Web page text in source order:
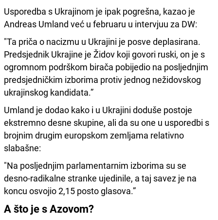
Usporedba s Ukrajinom je ipak pogrešna, kazao je
Andreas Umland već u februaru u intervjuu za DW:
"Ta priča o nacizmu u Ukrajini je posve deplasirana.
Predsjednik Ukrajine je Židov koji govori ruski, on je s
ogromnom podrškom birača pobijedio na posljednjim
predsjedničkim izborima protiv jednog nežidovskog
ukrajinskog kandidata.”
Umland je dodao kako i u Ukrajini doduše postoje
ekstremno desne skupine, ali da su one u usporedbi s
brojnim drugim europskom zemljama relativno
slabašne:
"Na posljednjim parlamentarnim izborima su se
desno-radikalne stranke ujedinile, a taj savez je na
koncu osvojio 2,15 posto glasova.”
A što je s Azovom?